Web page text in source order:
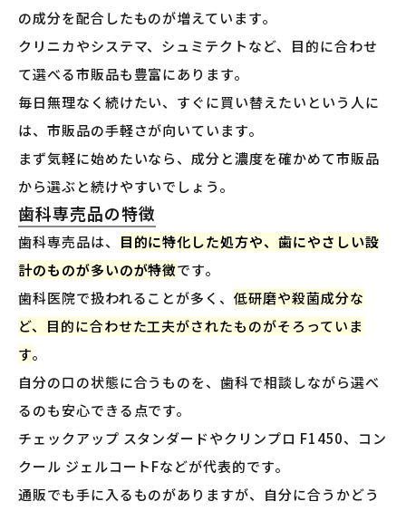
の成分を配合したものが増えています。
クリニカやシステマ、シュミテクトなど、目的に合わせ
て選べる市販品も豊富にあります。
毎日無理なく続けたい、すぐに買い替えたいという人に
は、市販品の手軽さが向いています。
まず気軽に始めたいなら、成分と濃度を確かめて市販品
から選ぶと続けやすいでしょう。
歯科専売品の特徴
歯科専売品は、
目的に特化した処方や、歯にやさしい設
計のものが多いのが特徴です。
歯科医院で扱われることが多く、低研磨や殺菌成分な
ど、目的に合わせた工夫がされたものがそろっていま
す。
自分の口の状態に合うものを、歯科で相談しながら選べ
るのも安心できる点です。
チェックアップ スタンダードやクリンプロ F1450、コン
クール ジェルコートFなどが代表的です。
通販でも手に入るものがありますが、自分に合うかどう